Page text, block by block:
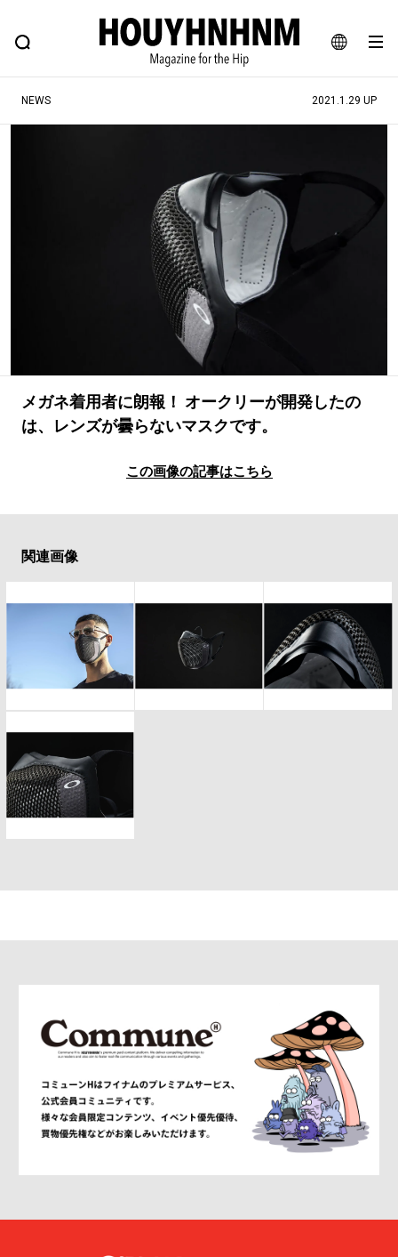
JA
EN
FEATURE BLOG SNAP
ヒップなファッション、カルチャー、ライフスタイルWEBマガジン
#SHOPPING ADDICT #憧れの逸品
#ESSENTIAL DESIGNS #古着サミット
#マイナーグッド図鑑
#MONTHLY JOURNAL
#フイナムのYouTube
#FOCUS IT
#LIFESTYLE #SNEAKER #OUTDOOR
#SPORTS #HANDSOME HANDBOOK
NEWS 2021.1.29 UP
メガネ着用者に朗報！ オークリーが開発したの
は、レンズが曇らないマスクです。
この画像の記事はこちら
関連画像